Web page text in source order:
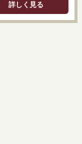
詳しく見る